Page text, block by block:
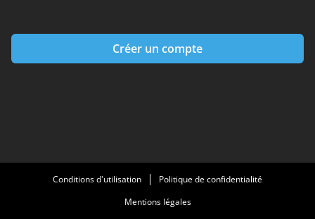
Créer un compte
Conditions d'utilisation
Politique de confidentialité
Mentions légales